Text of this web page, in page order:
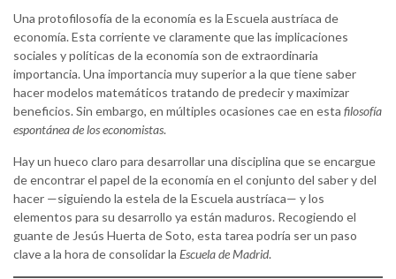
Una protofilosofía de la economía es la Escuela austríaca de
economía. Esta corriente ve claramente que las implicaciones
sociales y políticas de la economía son de extraordinaria
importancia. Una importancia muy superior a la que tiene saber
hacer modelos matemáticos tratando de predecir y maximizar
beneficios. Sin embargo, en múltiples ocasiones cae en esta filosofía
espontánea de los economistas.
Hay un hueco claro para desarrollar una disciplina que se encargue
de encontrar el papel de la economía en el conjunto del saber y del
hacer —siguiendo la estela de la Escuela austríaca— y los
elementos para su desarrollo ya están maduros. Recogiendo el
guante de Jesús Huerta de Soto, esta tarea podría ser un paso
clave a la hora de consolidar la Escuela de Madrid.